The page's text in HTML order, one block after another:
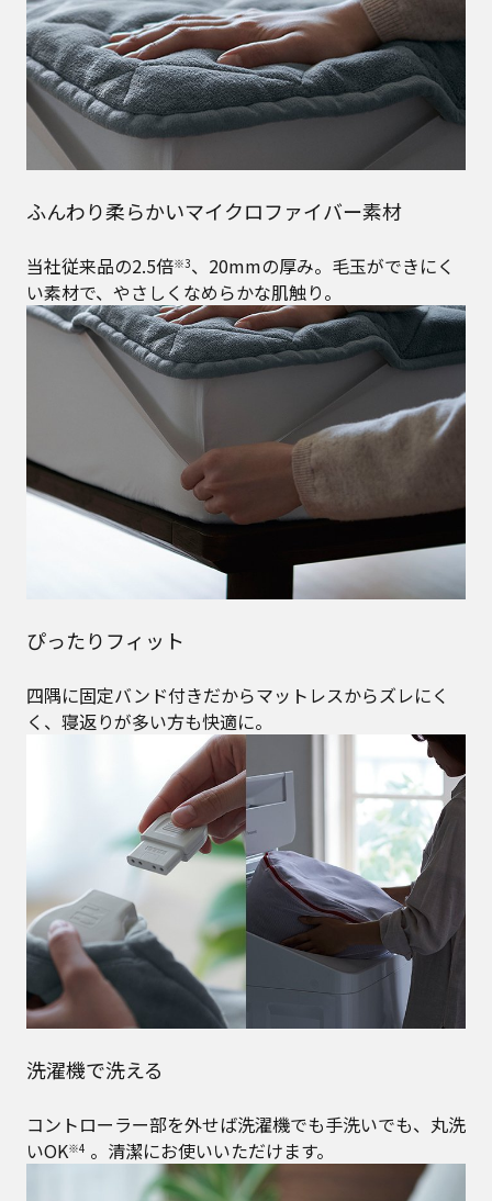
ふんわり柔らかいマイクロファイバー素材
当社従来品の2.5倍※3、20mmの厚み。毛玉ができにく
い素材で、やさしくなめらかな肌触り。
ぴったりフィット
四隅に固定バンド付きだからマットレスからズレにく
く、寝返りが多い方も快適に。
洗濯機で洗える
コントローラー部を外せば洗濯機でも手洗いでも、丸洗
いOK※4 。清潔にお使いいただけます。